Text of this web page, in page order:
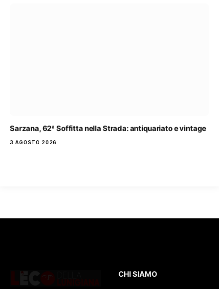
Sarzana, 62ª Soffitta nella Strada: antiquariato e vintage
3 AGOSTO 2026
CHI SIAMO